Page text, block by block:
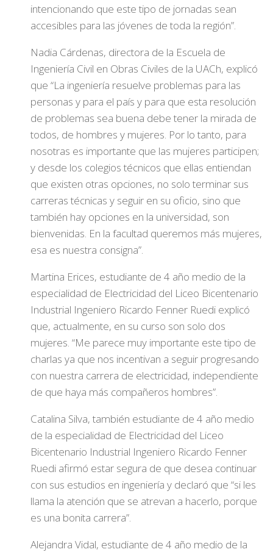
intencionando que este tipo de jornadas sean
accesibles para las jóvenes de toda la región”.
Nadia Cárdenas, directora de la Escuela de
Ingeniería Civil en Obras Civiles de la UACh, explicó
que “La ingeniería resuelve problemas para las
personas y para el país y para que esta resolución
de problemas sea buena debe tener la mirada de
todos, de hombres y mujeres. Por lo tanto, para
nosotras es importante que las mujeres participen;
y desde los colegios técnicos que ellas entiendan
que existen otras opciones, no solo terminar sus
carreras técnicas y seguir en su oficio, sino que
también hay opciones en la universidad, son
bienvenidas. En la facultad queremos más mujeres,
esa es nuestra consigna”.
Martina Erices, estudiante de 4 año medio de la
especialidad de Electricidad del Liceo Bicentenario
Industrial Ingeniero Ricardo Fenner Ruedi explicó
que, actualmente, en su curso son solo dos
mujeres. “Me parece muy importante este tipo de
charlas ya que nos incentivan a seguir progresando
con nuestra carrera de electricidad, independiente
de que haya más compañeros hombres”.
Catalina Silva, también estudiante de 4 año medio
de la especialidad de Electricidad del Liceo
Bicentenario Industrial Ingeniero Ricardo Fenner
Ruedi afirmó estar segura de que desea continuar
con sus estudios en ingeniería y declaró que “si les
llama la atención que se atrevan a hacerlo, porque
es una bonita carrera”.
Alejandra Vidal, estudiante de 4 año medio de la